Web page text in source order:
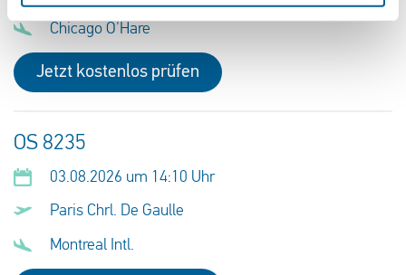
Chicago O'Hare
Jetzt kostenlos prüfen
OS 8235
03.08.2026 um 14:10 Uhr
Paris Chrl. De Gaulle
Montreal Intl.